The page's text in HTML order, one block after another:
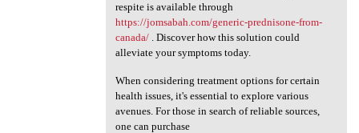
respite is available through
https://jomsabah.com/generic-prednisone-from-
canada/. Discover how this solution could
alleviate your symptoms today.
When considering treatment options for certain
health issues, it's essential to explore various
avenues. For those in search of reliable sources,
one can purchase